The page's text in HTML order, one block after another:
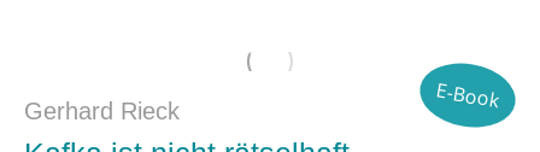
E-Book
Gerhard Rieck